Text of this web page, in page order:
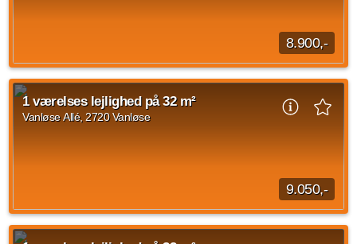
8.900,-
1 værelses lejlighed på Vanløse Allé, Vanløse på 31
kvadratmeter til overtagelse d. 15. september 2026. Husleje
er på 8.900 kr og forbrug er sat til 550 kr.
1 værelses lejlighed på 32 m²
Vanløse Allé, 2720 Vanløse
9.050,-
1 værelses lejlighed på Vanløse Allé, Vanløse på 32
kvadratmeter. Huslejen udgør 9.050 kr og forbrug er på 550